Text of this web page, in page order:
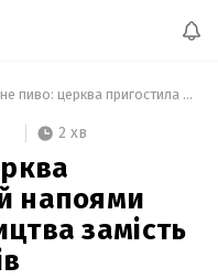
Різдвяне пиво: церква пригостила людей напоями власного виробництва замість святкових віночків
2 хв
напоями
замість